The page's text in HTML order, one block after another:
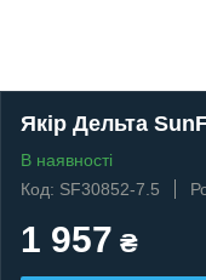
Якір Дельта
В наявності
Код: SF30852-7.5
1 957 ₴